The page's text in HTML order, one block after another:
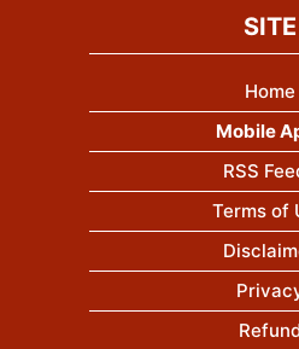
SITE
Home
Mobile
RSS
Terms of